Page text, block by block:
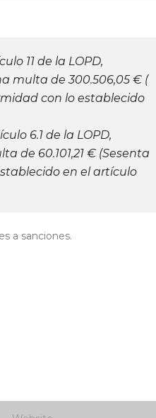
11 de la LOPD,
multa de 300.506,05 € (
con lo establecido
6.1 de la LOPD,
de 60.101,21 € (Sesenta
en el artículo
a sanciones.